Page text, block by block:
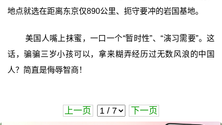
地点就选在距离东京仅890公里、扼守要冲的岩国基地。
美国人嘴上抹蜜，一口一个“暂时性”、“演习需要”。这
话，骗骗三岁小孩可以，拿来糊弄经历过无数风浪的中国
人？简直是侮辱智商！
上一页 下一页